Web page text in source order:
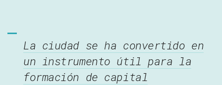
La ciudad se ha convertido en
un instrumento útil para la
formación de capital